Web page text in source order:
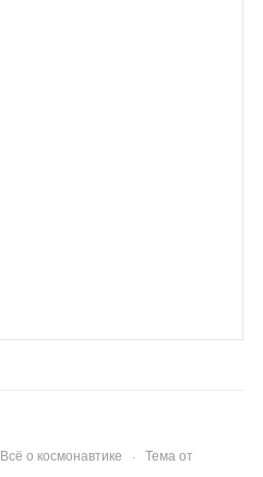
Всё о космонавтике · Тема от